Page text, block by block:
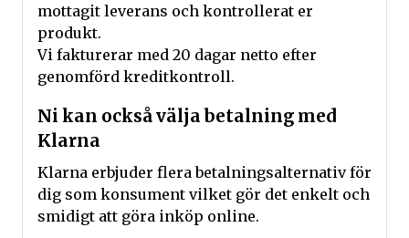
mottagit leverans och kontrollerat er
produkt.
Vi fakturerar med 20 dagar netto efter
genomförd kreditkontroll.
Ni kan också välja betalning med
Klarna
Klarna erbjuder flera betalningsalternativ för
dig som konsument vilket gör det enkelt och
smidigt att göra inköp online.